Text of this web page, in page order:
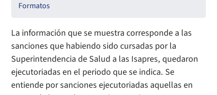
Formatos
La información que se muestra corresponde a las
sanciones que habiendo sido cursadas por la
Superintendencia de Salud a las Isapres, quedaron
ejecutoriadas en el periodo que se indica. Se
entiende por sanciones ejecutoriadas aquellas en